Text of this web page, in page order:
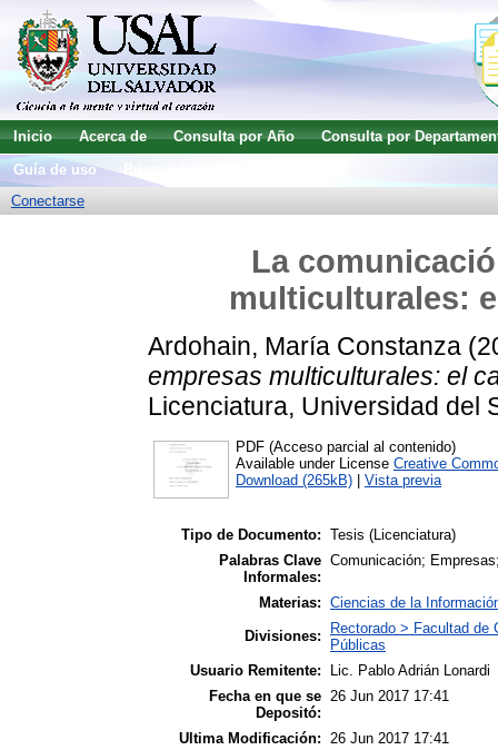
Inicio Acerca de Consulta por Año
Consulta por
Guía de uso
Conectarse
La
multiculturales:
Ardohain, María Constanza
empresas multiculturales: el
Licenciatura, Universidad del
PDF (Acceso parcial al contenido)
Available under License Creative
Download (265kB)
Vista previa
Tipo de Documento: Tesis (Licenciatura)
Palabras Clave
Informales:
Comunicación;
Materias: Ciencias de la
Divisiones:
Rectorado > Facultad
Públicas
Usuario Remitente:
Lic. Pablo Adrián Lonardi
Fecha en que se
Depositó:
26 Jun 2017 17:41
Ultima Modificación: 26 Jun 2017 17:41